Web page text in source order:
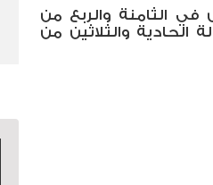
الثامنة والربع من
الحادية والثلاثين من